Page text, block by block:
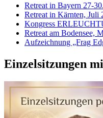
Retreat in Bayern 27-
Retreat in Kärnten, Juli
Kongress
Retreat am Bodensee,
Aufzeichnung „Frag
Einzelsitzungen